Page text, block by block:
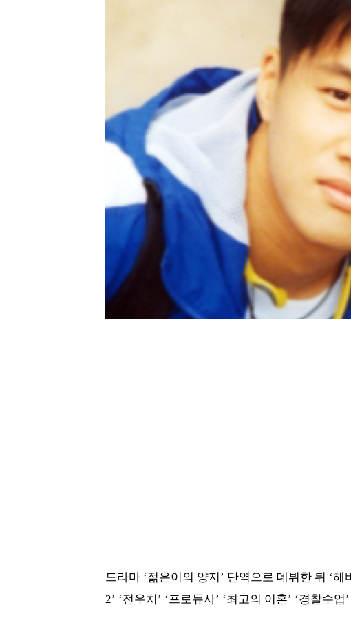
드라마 ‘젊은이의 양지’ 단역으로 데뷔한 뒤 ‘해
2’ ‘전우치’ ‘프로듀사’ ‘최고의 이혼’ ‘경찰수